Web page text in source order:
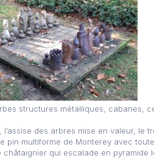
structures métalliques, cabanes,
des arbres mise en valeur,
multiforme de Monterey avec
qui escalade en pyramide